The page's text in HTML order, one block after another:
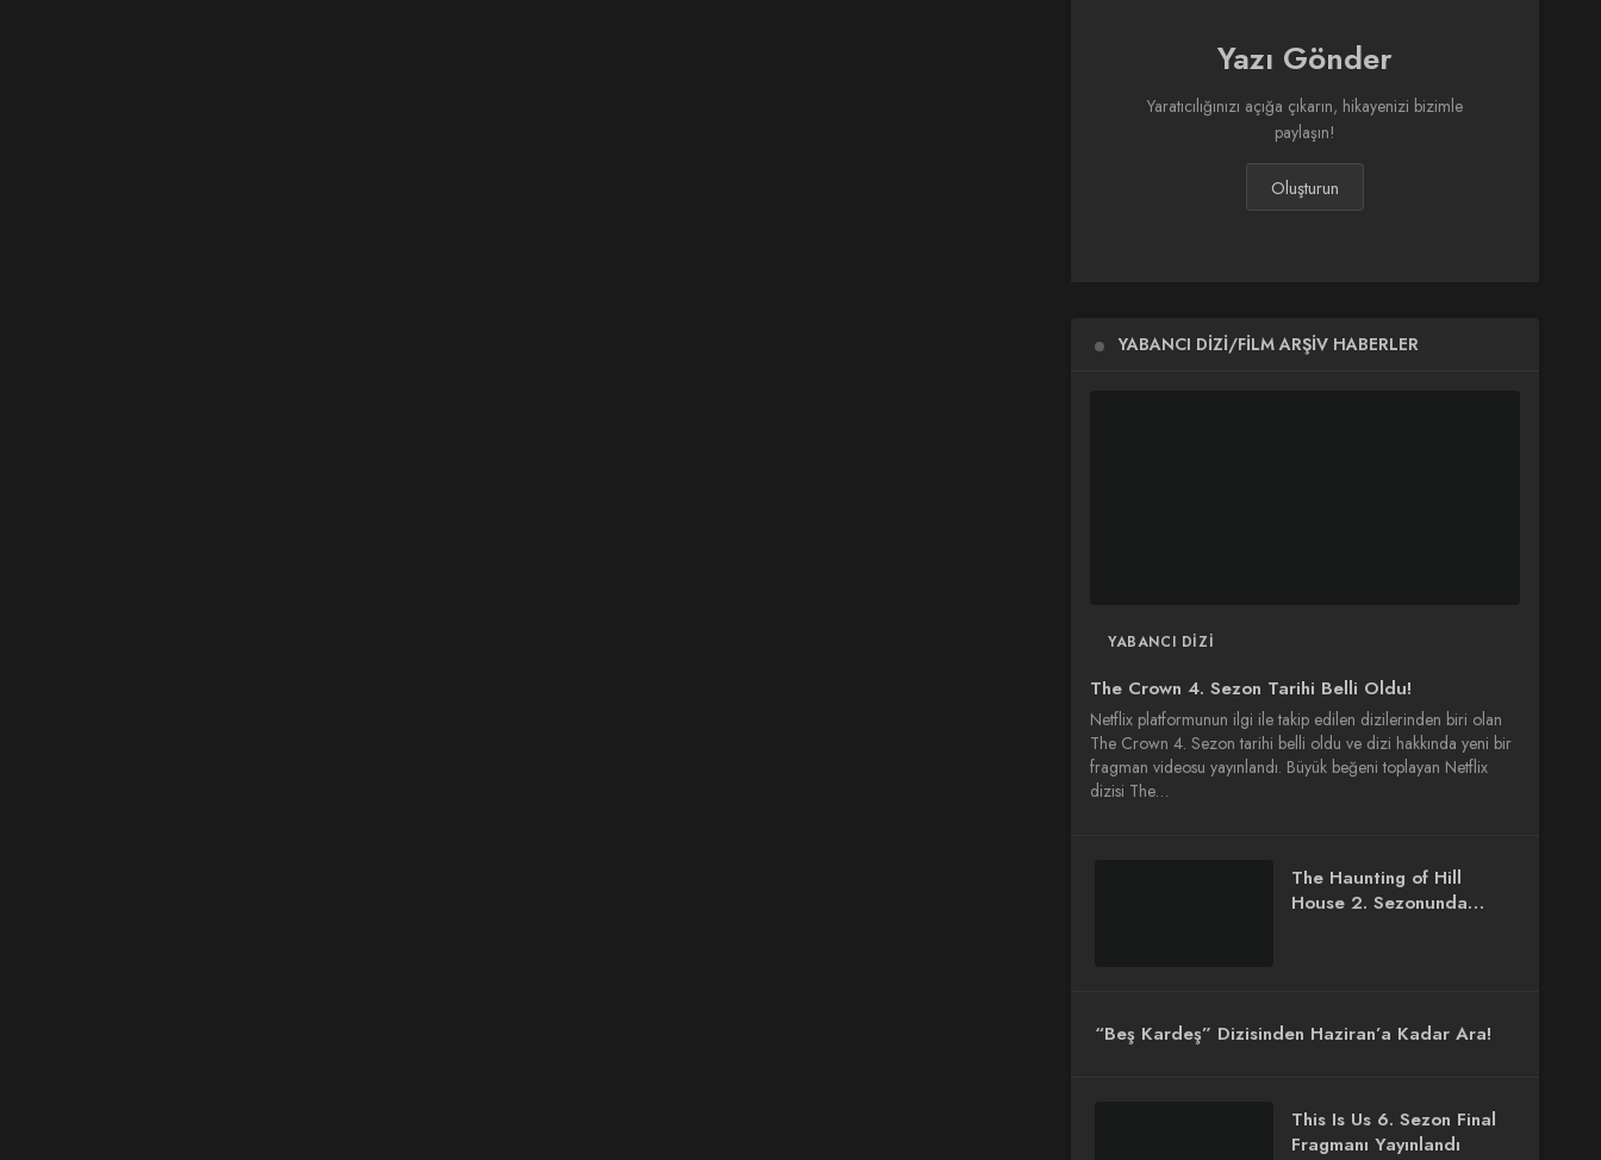
Yazı Gönder
Yaratıcılığınızı açığa çıkarın, hikayenizi bizimle
paylaşın!
Oluşturun
YABANCI DIZI/FILM ARŞIV HABERLER
YABANCI DIZI
The Crown 4. Sezon Tarihi Belli Oldu!
Netflix platformunun ilgi ile takip edilen dizilerinden biri olan
The Crown 4. Sezon tarihi belli oldu ve dizi hakkında yeni bir
fragman videosu yayınlandı. Büyük beğeni toplayan Netflix
dizisi The…
The Haunting of Hill
House 2. Sezonunda
“Beş Kardeş” Dizisinden Haziran’a Kadar Ara!
This Is Us 6. Sezon Final
Fragmanı Yayınlandı